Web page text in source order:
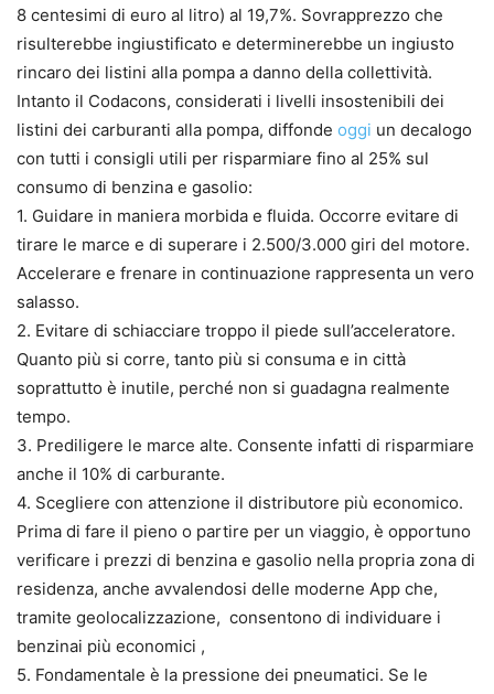
8 centesimi di euro al litro) al 19,7%. Sovrapprezzo che
risulterebbe ingiustificato e determinerebbe un ingiusto
rincaro dei listini alla pompa a danno della collettività.
Intanto il Codacons, considerati i livelli insostenibili dei
listini dei carburanti alla pompa, diffonde oggi un decalogo
con tutti i consigli utili per risparmiare fino al 25% sul
consumo di benzina e gasolio:
1. Guidare in maniera morbida e fluida. Occorre evitare di
tirare le marce e di superare i 2.500/3.000 giri del motore.
Accelerare e frenare in continuazione rappresenta un vero
salasso.
2. Evitare di schiacciare troppo il piede sull’acceleratore.
Quanto più si corre, tanto più si consuma e in città
soprattutto è inutile, perché non si guadagna realmente
tempo.
3. Prediligere le marce alte. Consente infatti di risparmiare
anche il 10% di carburante.
4. Scegliere con attenzione il distributore più economico.
Prima di fare il pieno o partire per un viaggio, è opportuno
verificare i prezzi di benzina e gasolio nella propria zona di
residenza, anche avvalendosi delle moderne App che,
tramite geolocalizzazione, consentono di individuare i
benzinai più economici ,
5. Fondamentale è la pressione dei pneumatici. Se le